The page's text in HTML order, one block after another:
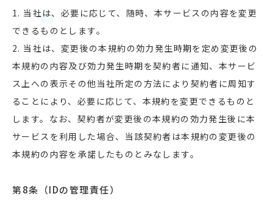
1. 当社は、必要に応じて、随時、本サービスの内容を変更
できるものとします。
2. 当社は、変更後の本規約の効力発生時期を定め変更後の
本規約の内容及び効力発生時期を契約者に通知、本サービ
ス上への表示その他当社所定の方法により契約者に周知す
ることにより、必要に応じて、本規約を変更できるものと
します。なお、契約者が変更後の本規約の効力発生後に本
サービスを利用した場合、当該契約者は本規約の変更後の
本規約の内容を承諾したものとみなします。
第8条（IDの管理責任）